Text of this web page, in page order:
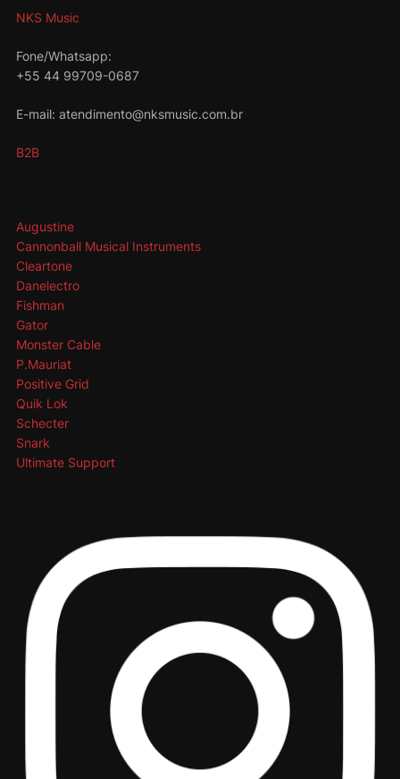
NKS Music
Fone/Whatsapp:
+55 44 99709-0687
E-mail: atendimento@nksmusic.com.br
B2B
Augustine
Cannonball Musical Instruments
Cleartone
Danelectro
Fishman
Gator
Monster Cable
P.Mauriat
Positive Grid
Quik Lok
Schecter
Snark
Ultimate Support